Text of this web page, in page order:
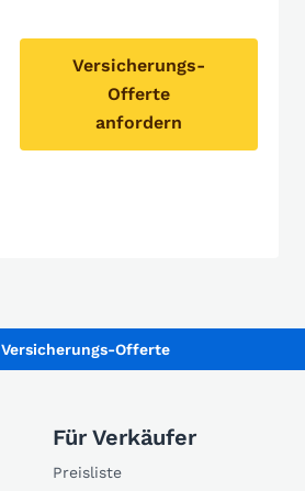
Versicherungs-
Offerte
anfordern
Versicherungs-Offerte
Für Verkäufer
Preisliste